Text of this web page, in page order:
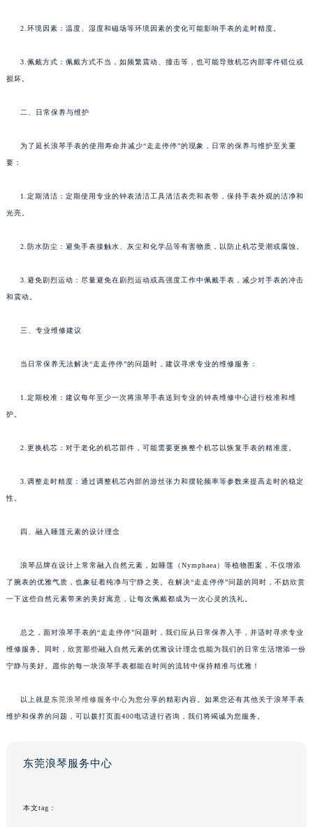
2.环境因素：温度、湿度和磁场等环境因素的变化可能影响手表的走时精度。
3.佩戴方式：佩戴方式不当，如频繁震动、撞击等，也可能导致机芯内部零件错位或
损坏。
二、日常保养与维护
为了延长浪琴手表的使用寿命并减少“走走停停”的现象，日常的保养与维护至关重
要：
1.定期清洁：定期使用专业的钟表清洁工具清洁表壳和表带，保持手表外观的洁净和
光亮。
2.防水防尘：避免手表接触水、灰尘和化学品等有害物质，以防止机芯受潮或腐蚀。
3.避免剧烈运动：尽量避免在剧烈运动或高强度工作中佩戴手表，减少对手表的冲击
和震动。
三、专业维修建议
当日常保养无法解决“走走停停”的问题时，建议寻求专业的维修服务：
1.定期校准：建议每年至少一次将浪琴手表送到专业的钟表维修中心进行校准和维
护。
2.更换机芯：对于老化的机芯部件，可能需要更换整个机芯以恢复手表的精准度。
3.调整走时精度：通过调整机芯内部的游丝张力和摆轮频率等参数来提高走时的稳定
性。
四、融入睡莲元素的设计理念
浪琴品牌在设计上常常融入自然元素，如睡莲（Nymphaea）等植物图案，不仅增添
了腕表的优雅气质，也象征着纯净与宁静之美。在解决“走走停停”问题的同时，不妨欣赏
一下这些自然元素带来的美好寓意，让每次佩戴都成为一次心灵的洗礼。
总之，面对浪琴手表的“走走停停”问题时，我们应从日常保养入手，并适时寻求专业
维修服务。同时，欣赏那些融入自然元素的优雅设计理念也能为我们的日常生活增添一份
宁静与美好。愿你的每一块浪琴手表都能在时间的流转中保持精准与优雅！
以上就是东莞浪琴维修服务中心为您分享的精彩内容。如果您还有其他关于浪琴手表
维护和保养的问题，可以拨打页面400电话进行咨询，我们将竭诚为您服务。
东莞浪琴服务中心
本文tag：